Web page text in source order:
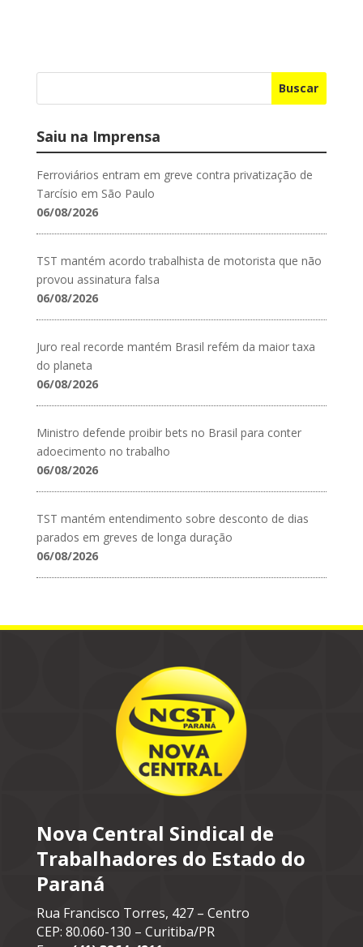
Buscar
Saiu na Imprensa
Ferroviários entram em greve contra privatização de
Tarcísio em São Paulo
06/08/2026
TST mantém acordo trabalhista de motorista que não
provou assinatura falsa
06/08/2026
Juro real recorde mantém Brasil refém da maior taxa
do planeta
06/08/2026
Ministro defende proibir bets no Brasil para conter
adoecimento no trabalho
06/08/2026
TST mantém entendimento sobre desconto de dias
parados em greves de longa duração
06/08/2026
Nova Central Sindical de
Trabalhadores do Estado do
Paraná
Rua Francisco Torres, 427 – Centro
CEP: 80.060-130 – Curitiba/PR